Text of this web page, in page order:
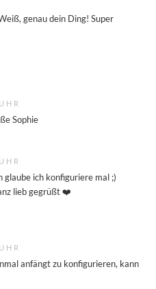
genau dein Ding! Super
Sophie
glaube ich konfiguriere mal ;)
lieb gegrüßt ❤️
anfängt zu konfigurieren, kann